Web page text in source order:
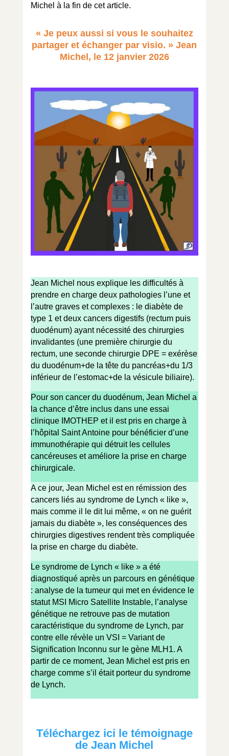
Michel à la fin de cet article.
« Je peux aussi si vous le souhaitez
partager et échanger par visio. » Jean
Michel, le 12 janvier 2026
Jean Michel nous explique les difficultés à
prendre en charge deux pathologies l’une et
l’autre graves et complexes : le diabète de
type 1 et deux cancers digestifs (rectum puis
duodénum) ayant nécessité des chirurgies
invalidantes (une première chirurgie du
rectum, une seconde chirurgie DPE = exérèse
du duodénum+de la tête du pancréas+du 1/3
inférieur de l’estomac+de la vésicule biliaire).
Pour son cancer du duodénum, Jean Michel a
la chance d’être inclus dans une essai
clinique IMOTHEP et il est pris en charge à
l’hôpital Saint Antoine pour bénéficier d’une
immunothérapie qui détruit les cellules
cancéreuses et améliore la prise en charge
chirurgicale.
A ce jour, Jean Michel est en rémission des
cancers liés au syndrome de Lynch « like »,
mais comme il le dit lui même, « on ne guérit
jamais du diabète », les conséquences des
chirurgies digestives rendent très compliquée
la prise en charge du diabète.
Le syndrome de Lynch « like » a été
diagnostiqué après un parcours en génétique
: analyse de la tumeur qui met en évidence le
statut MSI Micro Satellite Instable, l’analyse
génétique ne retrouve pas de mutation
caractéristique du syndrome de Lynch, par
contre elle révèle un VSI = Variant de
Signification Inconnu sur le gène MLH1. A
partir de ce moment, Jean Michel est pris en
charge comme s’il était porteur du syndrome
de Lynch.
Téléchargez ici le témoignage
de Jean Michel